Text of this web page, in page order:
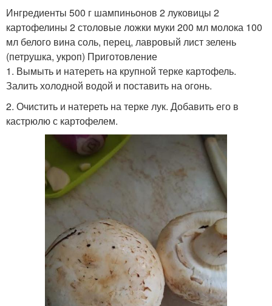
Ингредиенты 500 г шампиньонов 2 луковицы 2
картофелины 2 столовые ложки муки 200 мл молока 100
мл белого вина соль, перец, лавровый лист зелень
(петрушка, укроп) Приготовление
1. Вымыть и натереть на крупной терке картофель.
Залить холодной водой и поставить на огонь.
2. Очистить и натереть на терке лук. Добавить его в
кастрюлю с картофелем.